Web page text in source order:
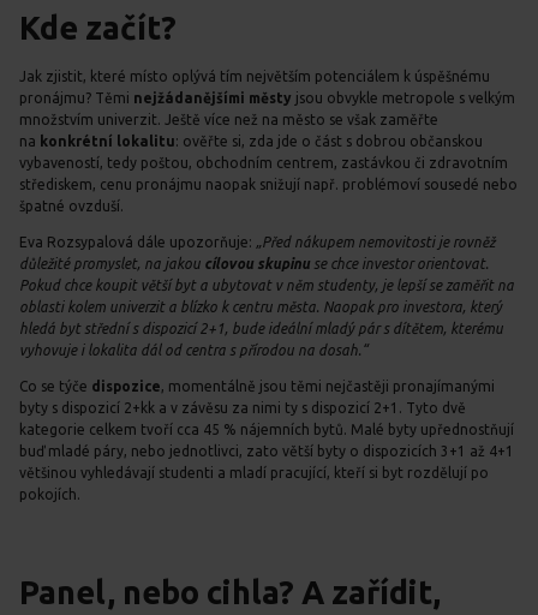
Kde začít?
Jak zjistit, které místo oplývá tím největším potenciálem k úspěšnému
pronájmu? Těmi nejžádanějšími městy jsou obvykle metropole s velkým
množstvím univerzit. Ještě více než na město se však zaměřte
na konkrétní lokalitu: ověřte si, zda jde o část s dobrou občanskou
vybaveností, tedy poštou, obchodním centrem, zastávkou či zdravotním
střediskem, cenu pronájmu naopak snižují např. problémoví sousedé nebo
špatné ovzduší.
Eva Rozsypalová dále upozorňuje:
„Před nákupem nemovitosti je rovněž
důležité promyslet, na jakou cílovou skupinu se chce investor orientovat.
Pokud chce koupit větší byt a ubytovat v něm studenty, je lepší se zaměřit na
oblasti kolem univerzit a blízko k centru města. Naopak pro investora, který
hledá byt střední s dispozicí 2+1, bude ideální mladý pár s dítětem, kterému
vyhovuje i lokalita dál od centra s přírodou na dosah.“
Co se týče dispozice , momentálně jsou těmi nejčastěji pronajímanými
byty s dispozicí 2+kk a v závěsu za nimi ty s dispozicí 2+1. Tyto dvě
kategorie celkem tvoří cca 45 % nájemních bytů. Malé byty upřednostňují
buď mladé páry, nebo jednotlivci, zato větší byty o dispozicích 3+1 až 4+1
většinou vyhledávají studenti a mladí pracující, kteří si byt rozdělují po
pokojích.
Panel, nebo cihla? A zařídit,